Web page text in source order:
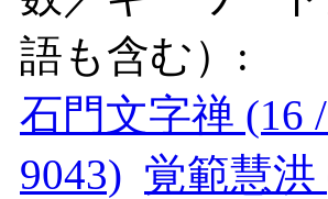
語も含む）:
石門文字禅 (16
9043) 覚範慧洪